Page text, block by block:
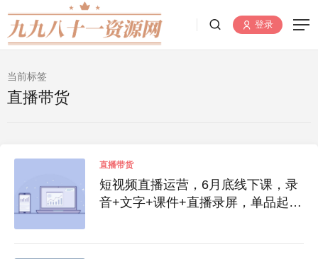
登录
当前标签
直播带货
直播带货
短视频直播运营，6月底线下课，录
音+文字+课件+直播录屏，单品起